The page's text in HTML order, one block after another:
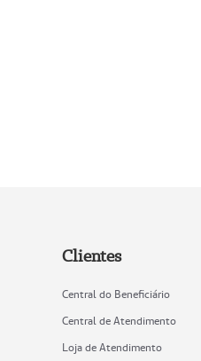
Clientes
Central do Beneficiário
Central de Atendimento
Loja de Atendimento